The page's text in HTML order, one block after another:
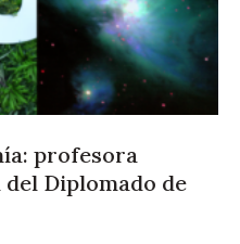
profesora
Diplomado de